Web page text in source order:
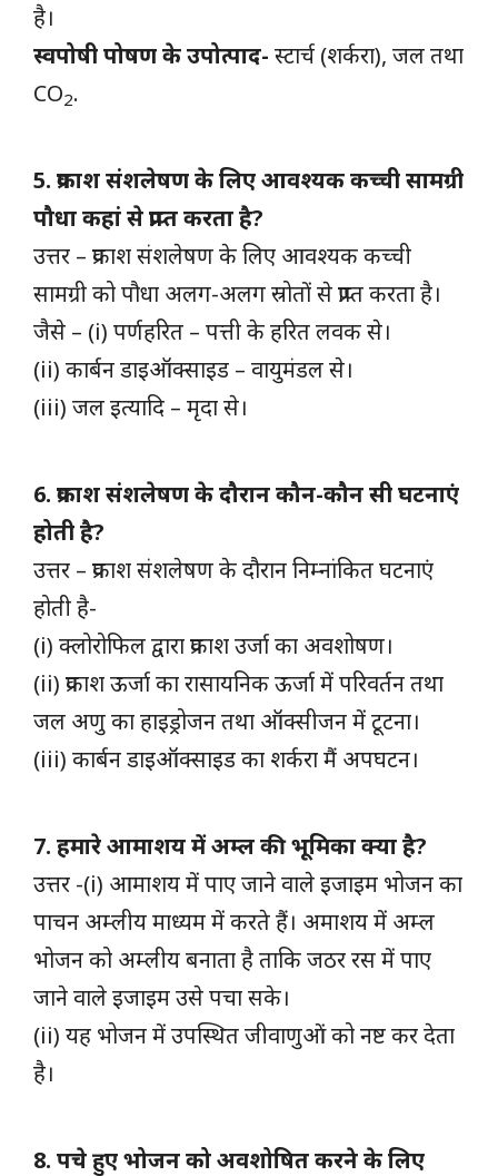
है।
स्वपोषी पोषण के उपोत्पाद- स्टार्च (शर्करा), जल तथा
CO2.
5. प्रकाश संशलेषण के लिए आवश्यक कच्ची सामग्री
पौधा कहां से प्राप्त करता है?
उत्तर – प्रकाश संशलेषण के लिए आवश्यक कच्ची
सामग्री को पौधा अलग-अलग स्रोतों से प्राप्त करता है।
जैसे – (i) पर्णहरित – पत्ती के हरित लवक से।
(ii) कार्बन डाइऑक्साइड – वायुमंडल से।
(iii) जल इत्यादि – मृदा से।
6. प्रकाश संशलेषण के दौरान कौन-कौन सी घटनाएं
होती है?
उत्तर – प्रकाश संशलेषण के दौरान निम्नांकित घटनाएं
होती है-
(i) क्लोरोफिल द्वारा प्रकाश उर्जा का अवशोषण।
(ii) प्रकाश ऊर्जा का रासायनिक ऊर्जा में परिवर्तन तथा
जल अणु का हाइड्रोजन तथा ऑक्सीजन में टूटना।
(iii) कार्बन डाइऑक्साइड का शर्करा मैं अपघटन।
7. हमारे आमाशय में अम्ल की भूमिका क्या है?
उत्तर -(i) आमाशय में पाए जाने वाले इजाइम भोजन का
पाचन अम्लीय माध्यम में करते हैं। अमाशय में अम्ल
भोजन को अम्लीय बनाता है ताकि जठर रस में पाए
जाने वाले इजाइम उसे पचा सके।
(ii) यह भोजन में उपस्थित जीवाणुओं को नष्ट कर देता
है।
8. पचे हुए भोजन को अवशोषित करने के लिए